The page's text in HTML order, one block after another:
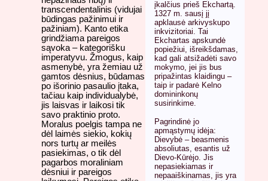
įkalčius prieš Ekchartą.
1327 m. sausį jį
apklausė arkivyskupo
inkvizitoriai. Tai
Ekchartas apskundė
popiežiui, išreikšdamas,
kad gali atsižadėti savo
mokymo, jei jis bus
pripažintas klaidingu –
taip ir padarė Kelno
domininkonų
susirinkime.
Pagrindinė jo
apmąstymų idėja:
Dievybė – beasmenis
absoliutas, esantis už
Dievo-Kūrėjo. Jis
nepasiekiamas ir
nepaaiškinamas, jis yra
transcendentalinis (vidujai
būdingas pažinimui ir
pažiniam). Kanto etika
grindžiama pareigos
sąvoka – kategorišku
imperatyvu. Žmogus, kaip
asmenybė, yra žemiau už
gamtos dėsnius, būdamas
po išorinio pasaulio įtaka,
tačiau kaip individualybė,
jis laisvas ir laikosi tik
savo praktinio proto.
Moralus poelgis tampa ne
dėl laimės siekio, kokių
nors turtų ar meilės
pasiekimas, o tik dėl
pagarbos moraliniam
dėsniui ir pareigos